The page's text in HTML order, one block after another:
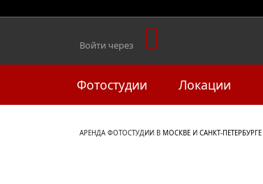
Войти через
Фотостудии Локации
АРЕНДА ФОТОСТУДИИ В МОСКВЕ И САНКТ-ПЕТЕРБУРГЕ